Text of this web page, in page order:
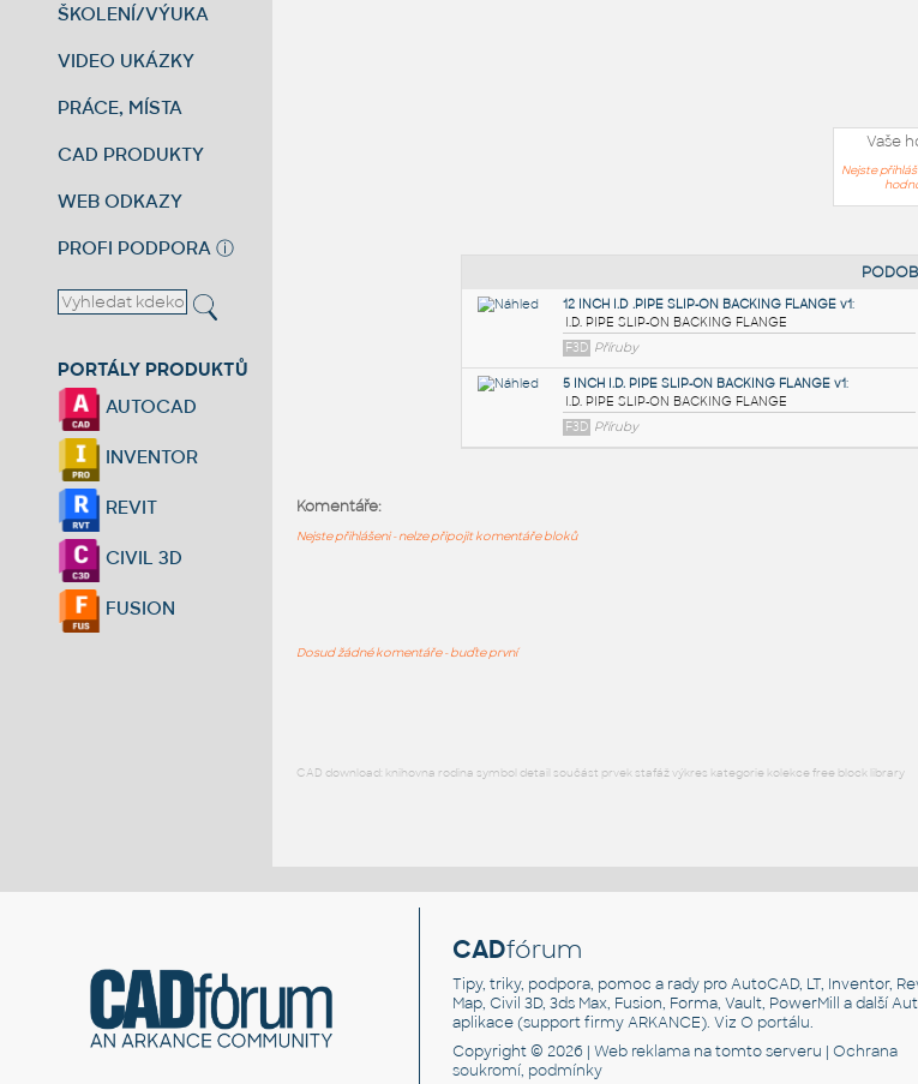
ŠKOLENÍ/VÝUKA
VIDEO UKÁZKY
PRÁCE, MÍSTA
CAD PRODUKTY
WEB ODKAZY
PROFI PODPORA ⓘ
PORTÁLY PRODUKTŮ
AUTOCAD
INVENTOR
REVIT
CIVIL 3D
FUSION
Vaše
Nejste
Komentáře:
Nejste přihlášeni - nelze připojit komentáře bloků
Dosud žádné komentáře - buďte první
CAD download: knihovna rodina symbol detail součást prvek stafáž výkres kategorie kolekce free block library
CADfórum
Tipy, triky, podpora, pomoc a rady pro AutoCAD, LT, Inventor,
Map, Civil 3D, 3ds Max, Fusion, Forma, Vault, PowerMill a další
aplikace (support firmy ARKANCE). VizO portálu.
Copyright © 2026 |Web reklama na tomto serveru |Ochrana
soukromí, podmínky